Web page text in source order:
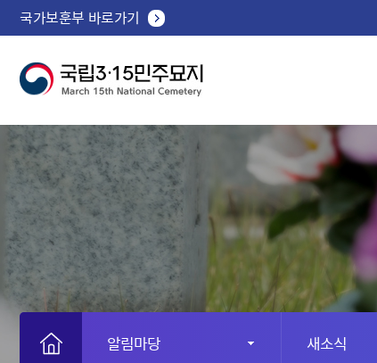
국가보훈부 바로가기
알림마당 새소식